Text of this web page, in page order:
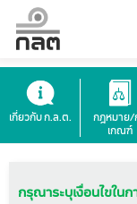
เกี่ยวกับ ก.ล.ต.
กฎหมาย/
เกณฑ์
กรุณาระบุเงื่อนไขใน